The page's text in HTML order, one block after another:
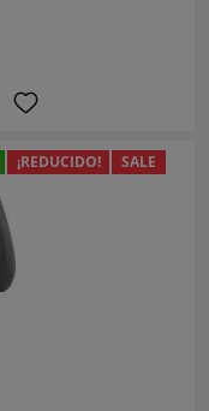
¡REDUCIDO! SALE